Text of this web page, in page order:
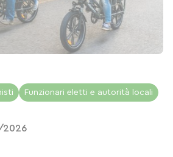
Funzionari eletti e autorità locali
2026